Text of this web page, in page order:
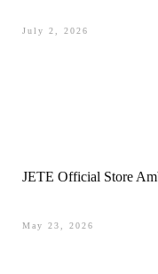
July 2, 2026
JETE Official Store
May 23, 2026